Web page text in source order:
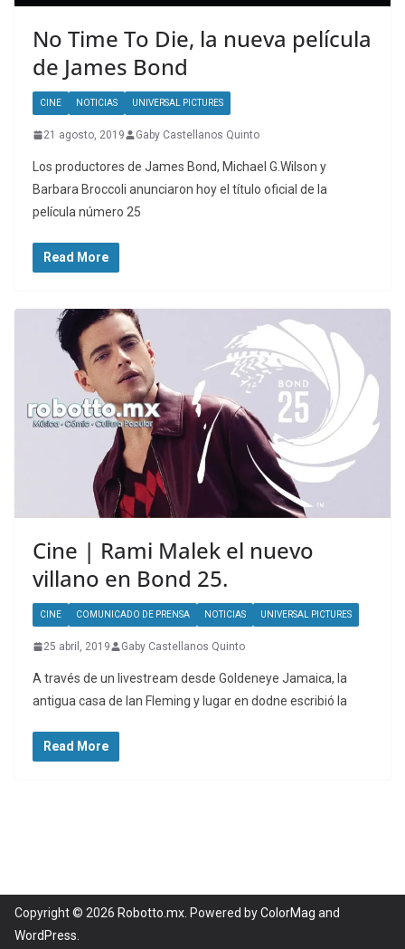
No Time To Die, la nueva película
de James Bond
CINE NOTICIAS UNIVERSAL PICTURES
21 agosto, 2019 Gaby Castellanos Quinto
Los productores de James Bond, Michael G.Wilson y
Barbara Broccoli anunciaron hoy el título oficial de la
película número 25
Read More
Cine | Rami Malek el nuevo
villano en Bond 25.
CINE COMUNICADO DE PRENSA NOTICIAS UNIVERSAL PICTURES
25 abril, 2019 Gaby Castellanos Quinto
A través de un livestream desde Goldeneye Jamaica, la
antigua casa de Ian Fleming y lugar en dodne escribió la
Read More
Copyright © 2026 Robotto.mx . Powered byColorMag and
WordPress